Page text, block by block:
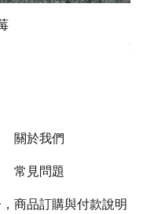
價格
關於我們
常見問題
商品訂購與付款說明